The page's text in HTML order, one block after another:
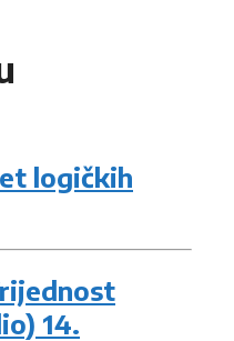
logičkih
14.